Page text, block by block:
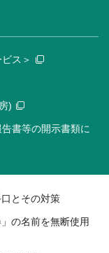
ス＞
)
書等の開示書類に
とその対策
」の名前を無断使用